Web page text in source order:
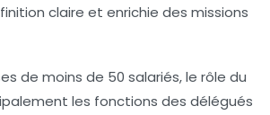
claire et enrichie des missions
de moins de 50 salariés, le rôle du
les fonctions des délégués